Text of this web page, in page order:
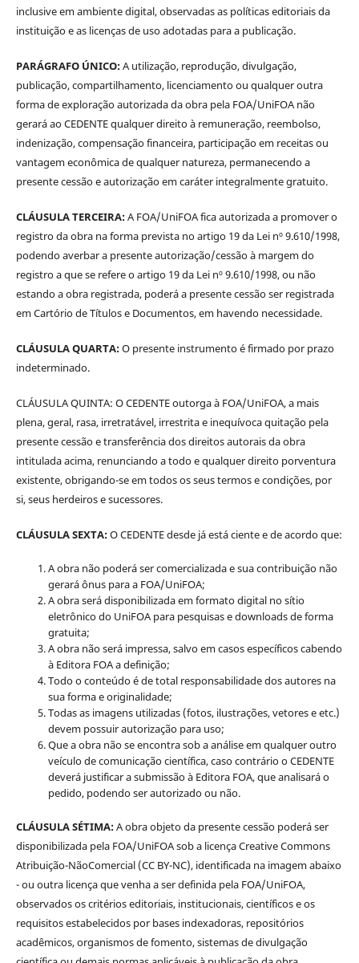
inclusive em ambiente digital, observadas as políticas editoriais da
instituição e as licenças de uso adotadas para a publicação.
PARÁGRAFO ÚNICO:A utilização, reprodução, divulgação,
publicação, compartilhamento, licenciamento ou qualquer outra
forma de exploração autorizada da obra pela FOA/UniFOA não
gerará ao CEDENTE qualquer direito à remuneração, reembolso,
indenização, compensação financeira, participação em receitas ou
vantagem econômica de qualquer natureza, permanecendo a
presente cessão e autorização em caráter integralmente gratuito.
CLÁUSULA TERCEIRA:A FOA/UniFOA fica autorizada a promover o
registro da obra na forma prevista no artigo 19 da Lei nº 9.610/1998,
podendo averbar a presente autorização/cessão à margem do
registro a que se refere o artigo 19 da Lei nº 9.610/1998, ou não
estando a obra registrada, poderá a presente cessão ser registrada
em Cartório de Títulos e Documentos, em havendo necessidade.
CLÁUSULA QUARTA:O presente instrumento é firmado por prazo
indeterminado.
CLÁUSULA QUINTA: O CEDENTE outorga à FOA/UniFOA, a mais
plena, geral, rasa, irretratável, irrestrita e inequívoca quitação pela
presente cessão e transferência dos direitos autorais da obra
intitulada acima, renunciando a todo e qualquer direito porventura
existente, obrigando-se em todos os seus termos e condições, por
si, seus herdeiros e sucessores.
CLÁUSULA SEXTA:O CEDENTE desde já está ciente e de acordo que:
A obra não poderá ser comercializada e sua contribuição não
gerará ônus para a FOA/UniFOA;
A obra será disponibilizada em formato digital no sítio
eletrônico do UniFOA para pesquisas e downloads de forma
gratuita;
A obra não será impressa, salvo em casos específicos cabendo
à Editora FOA a definição;
Todo o conteúdo é de total responsabilidade dos autores na
sua forma e originalidade;
Todas as imagens utilizadas (fotos, ilustrações, vetores e etc.)
devem possuir autorização para uso;
Que a obra não se encontra sob a análise em qualquer outro
veículo de comunicação científica, caso contrário o CEDENTE
deverá justificar a submissão à Editora FOA, que analisará o
pedido, podendo ser autorizado ou não.
CLÁUSULA SÉTIMA:A obra objeto da presente cessão poderá ser
disponibilizada pela FOA/UniFOA sob a licença Creative Commons
Atribuição-NãoComercial (CC BY-NC), identificada na imagem abaixo
- ou outra licença que venha a ser definida pela FOA/UniFOA,
observados os critérios editoriais, institucionais, científicos e os
requisitos estabelecidos por bases indexadoras, repositórios
acadêmicos, organismos de fomento, sistemas de divulgação